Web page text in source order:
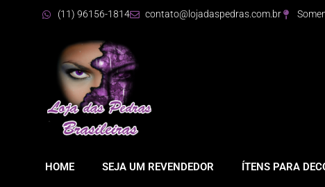
(11) 96156-1814 contato@lojadaspedras.com.br
HOME SEJA UM REVENDEDOR ÍTENS PARA